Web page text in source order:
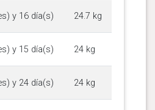
y 16 día(s) 24.7 kg
y 15 día(s) 24 kg
y 24 día(s) 24 kg